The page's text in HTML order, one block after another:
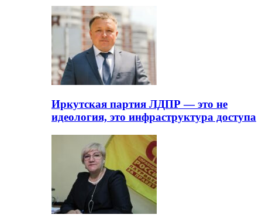
Иркутская партия ЛДПР — это не
идеология, это инфраструктура доступа